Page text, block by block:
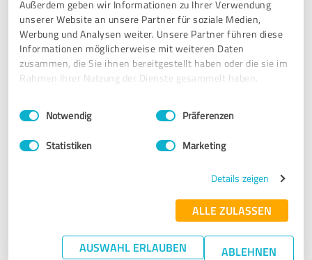
Außerdem geben wir Informationen zu Ihrer Verwendung
unserer Website an unsere Partner für soziale Medien,
Werbung und Analysen weiter. Unsere Partner führen diese
Informationen möglicherweise mit weiteren Daten
zusammen, die Sie ihnen bereitgestellt haben oder die sie im
Rahmen Ihrer Nutzung der Dienste gesammelt haben.
Impressum Datenschutzbestimmungen
Einwilligungsauswahl
Notwendig Präferenzen
Statistiken Marketing
Details zeigen
ALLE ZULASSEN
AUSWAHL ERLAUBEN ABLEHNEN
Reuchlin BNI (Pforzheim)
04.04.2019 Patrick Nicklas
Bewertetes Chapter: Reuchlin BNI (Pforzheim)
Empfehlung
Tolle neue Kontakte, super sympathische Menschen. Ich
habe hier die Möglichkeit ständig mein Netzwerk zu
erweitern. So generiert man mehr Umsatz und
Geschäftskontakte, aber es ergeben sich auch tolle
Freundschaften.